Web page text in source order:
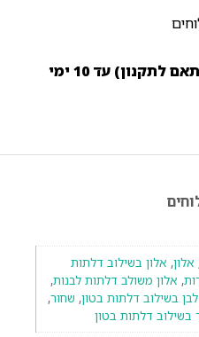
משלוח חינם - עם שליח (בהתאם לתקנון) עד 10 ימי
אלון, אלון בשילוב דלתות
, אלון משולב דלתות לבנות,
לבן בשילוב דלתות בטון, שחור,
בשילוב דלתות בטון